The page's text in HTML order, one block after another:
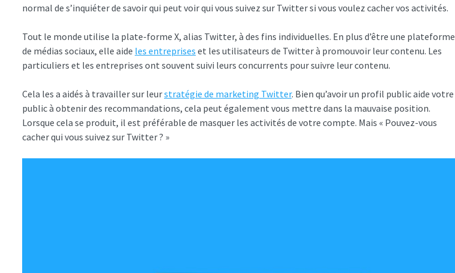
normal de s’inquiéter de savoir qui peut voir qui vous suivez sur Twitter si vous voulez cacher vos activités.
Tout le monde utilise la plate-forme X, alias Twitter, à des fins individuelles. En plus d’être une plateforme
de médias sociaux, elle aide les entreprises et les utilisateurs de Twitter à promouvoir leur contenu. Les
particuliers et les entreprises ont souvent suivi leurs concurrents pour suivre leur contenu.
Cela les a aidés à travailler sur leurstratégie de marketing Twitter. Bien qu’avoir un profil public aide votre
public à obtenir des recommandations, cela peut également vous mettre dans la mauvaise position.
Lorsque cela se produit, il est préférable de masquer les activités de votre compte. Mais « Pouvez-vous
cacher qui vous suivez sur Twitter ? »